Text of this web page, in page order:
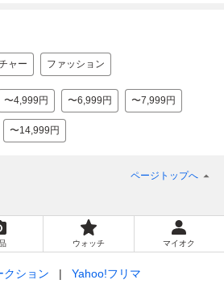
ャー ファッション
〜4,999円 〜6,999円 〜7,999円
〜14,999円
ページトップへ
ウォッチ マイオク
クション Yahoo!フリマ